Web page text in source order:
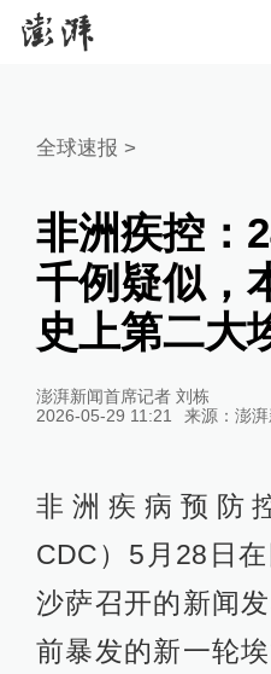
全球速报 >
非洲疾控：
千例疑似，
史上第二大
澎湃新闻首席记者 刘栋
2026-05-29 11:21
来源： 澎
非洲疾病预防
CDC）5月28日
沙萨召开的新闻
前暴发的新一轮